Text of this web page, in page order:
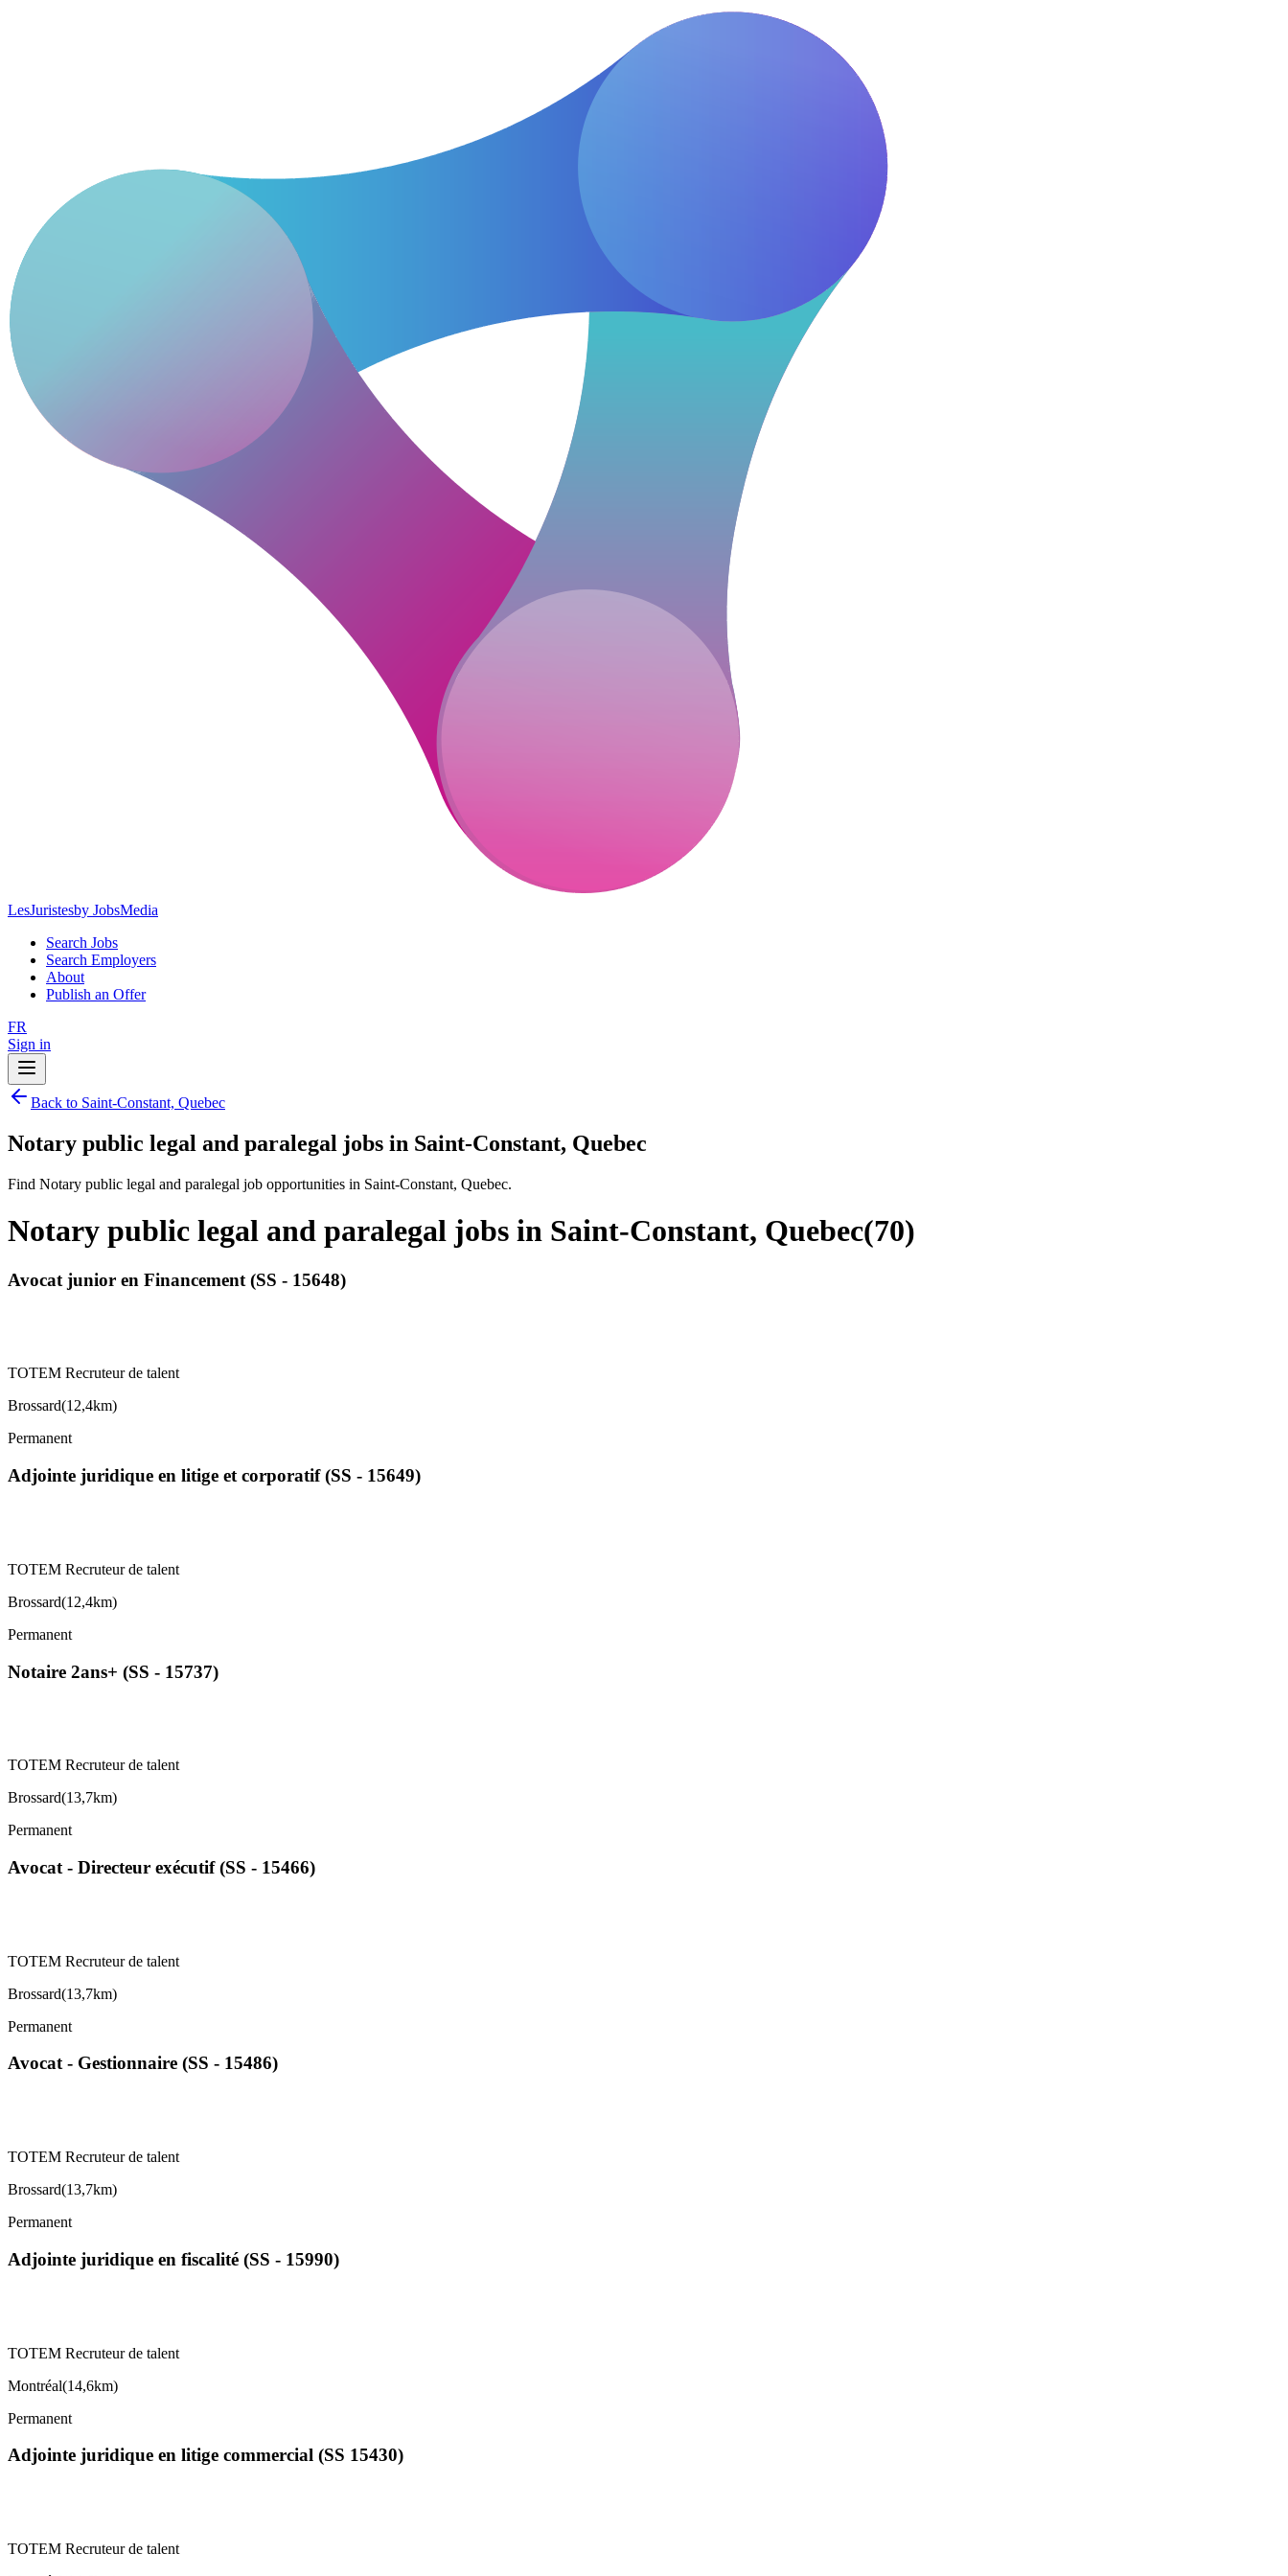
LesJuristesby JobsMedia
Search Jobs
Search Employers
About
Publish an Offer
FR
Sign in
Back to Saint-Constant, Quebec
Notary public legal and paralegal jobs in Saint-Constant, Quebec
Find Notary public legal and paralegal job opportunities in Saint-Constant, Quebec.
Notary public legal and paralegal jobs in Saint-Constant, Quebec(70)
Avocat junior en Financement (SS - 15648)
TOTEM Recruteur de talent
Brossard(12,4km)
Permanent
Adjointe juridique en litige et corporatif (SS - 15649)
TOTEM Recruteur de talent
Brossard(12,4km)
Permanent
Notaire 2ans+ (SS - 15737)
TOTEM Recruteur de talent
Brossard(13,7km)
Permanent
Avocat - Directeur exécutif (SS - 15466)
TOTEM Recruteur de talent
Brossard(13,7km)
Permanent
Avocat - Gestionnaire (SS - 15486)
TOTEM Recruteur de talent
Brossard(13,7km)
Permanent
Adjointe juridique en fiscalité (SS - 15990)
TOTEM Recruteur de talent
Montréal(14,6km)
Permanent
Adjointe juridique en litige commercial (SS 15430)
TOTEM Recruteur de talent